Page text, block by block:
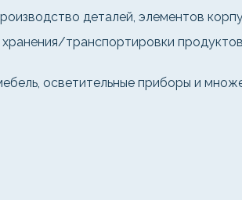
деталей, элементов
транспортировки
осветительные приборы и